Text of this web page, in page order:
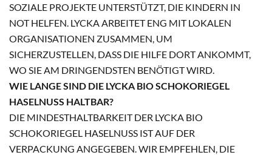
SOZIALE PROJEKTE UNTERSTÜTZT, DIE KINDERN IN
NOT HELFEN. LYCKA ARBEITET ENG MIT LOKALEN
ORGANISATIONEN ZUSAMMEN, UM
SICHERZUSTELLEN, DASS DIE HILFE DORT ANKOMMT,
WO SIE AM DRINGENDSTEN BENÖTIGT WIRD.
WIE LANGE SIND DIE LYCKA BIO SCHOKORIEGEL
HASELNUSS HALTBAR?
DIE MINDESTHALTBARKEIT DER LYCKA BIO
SCHOKORIEGEL HASELNUSS IST AUF DER
VERPACKUNG ANGEGEBEN. WIR EMPFEHLEN, DIE